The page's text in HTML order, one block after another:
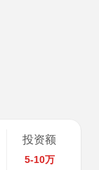
投资额
5-10万